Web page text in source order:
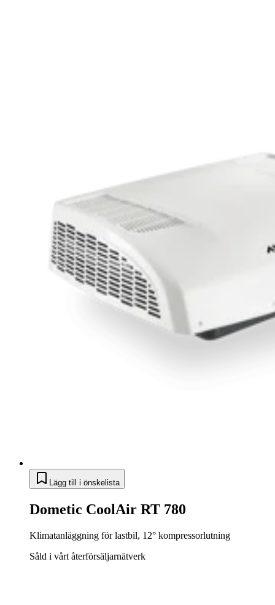
Lägg till i önskelista
Dometic CoolAir RT 780
Klimatanläggning för lastbil, 12° kompressorlutning
Såld i vårt återförsäljarnätverk